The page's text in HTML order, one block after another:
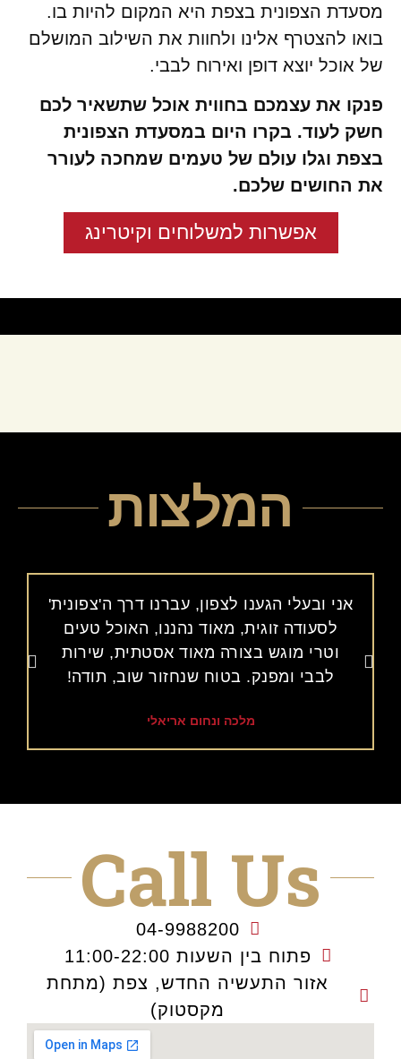
מסעדת הצפונית בצפת היא המקום להיות בו.
בואו להצטרף אלינו ולחוות את השילוב המושלם
של אוכל יוצא דופן ואירוח לבבי.
פנקו את עצמכם בחווית אוכל שתשאיר לכם
חשק לעוד. בקרו היום במסעדת הצפונית
בצפת וגלו עולם של טעמים שמחכה לעורר
את החושים שלכם.
אפשרות למשלוחים וקיטרינג
המלצות
אני ובעלי הגענו לצפון, עברנו דרך ה'צפונית'
לסעודה זוגית, מאוד נהננו, האוכל טעים
וטרי מוגש בצורה מאוד אסטתית, שירות
לבבי ומפנק. בטוח שנחזור שוב, תודה!
מלכה ונחום אריאלי
Call Us
04-9988200
פתוח בין השעות 11:00-22:00
אזור התעשיה החדש, צפת (מתחת
מקסטוק)